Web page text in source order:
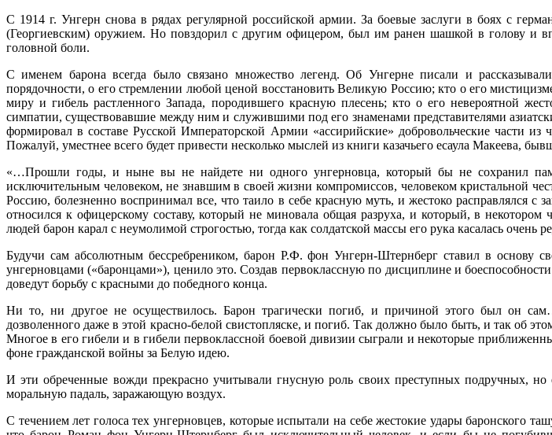
С 1914 г. Унгерн снова в рядах регулярной российской армии. За боевые заслуги в боях с
(Георгиевским) оружием. Но повздорил с другим офицером, был им ранен шашкой в голову и
головной боли.
С именем барона всегда было связано множество легенд. Об Унгерне писали и
порядочности, о его стремлении любой ценой восстановить Великую Россию; кто о его
миру и гибель растленного Запада, породившего красную плесень; кто о его невероятной
симпатии, существовавшие между ним и служившими под его знаменами представителями
формировал в составе Русской Императорской Армии «ассирийские» добровольческие части
Пожалуй, уместнее всего будет привести несколько мыслей из книги казачьего есаула Макеева,
«…Прошли годы, и ныне вы не найдете ни одного унгерновца, который бы не сохранил
исключительным человеком, не знавшим в своей жизни компромиссов, человеком кристальной
Россию, болезненно воспринимал все, что таило в себе красную муть, и жестоко расправлялся
относился к офицерскому составу, который не миновала общая разруха, и который, в
людей барон карал с неумолимой строгостью, тогда как солдатской массы его рука касалась очень
Будучи сам абсолютным бессребреником, барон Р.Ф. фон Унгерн-Штернберг ставил в основу
унгерновцами («баронцами»), ценило это. Создав первоклассную по дисциплине и
доведут борьбу с красными до победного конца.
Ни то, ни другое не осуществилось. Барон трагически погиб, и причиной этого был он
дозволенного даже в этой красно-белой свистопляске, и погиб. Так должно было быть, и так об
Многое в его гибели и в гибели первоклассной боевой дивизии сыграли и некоторые
фоне гражданской войны за Белую идею.
И эти обреченные вожди прекрасно учитывали гнусную роль своих преступных подручных,
моральную падаль, заражающую воздух.
С течением лет голоса тех унгерновцев, которые испытали на себе жестокие удары баронского